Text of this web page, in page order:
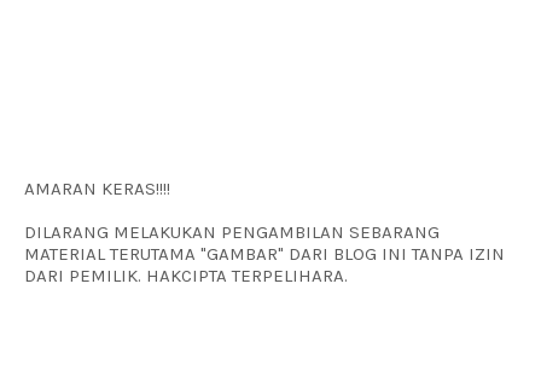
AMARAN KERAS!!!!
DILARANG MELAKUKAN PENGAMBILAN SEBARANG
MATERIAL TERUTAMA "GAMBAR" DARI BLOG INI TANPA IZIN
DARI PEMILIK. HAKCIPTA TERPELIHARA.